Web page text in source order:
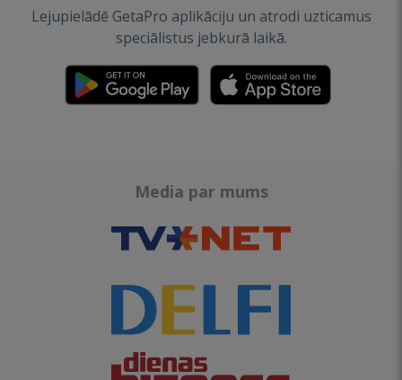
Lejupielādē GetaPro aplikāciju un atrodi uzticamus
speciālistus jebkurā laikā.
Media par mums